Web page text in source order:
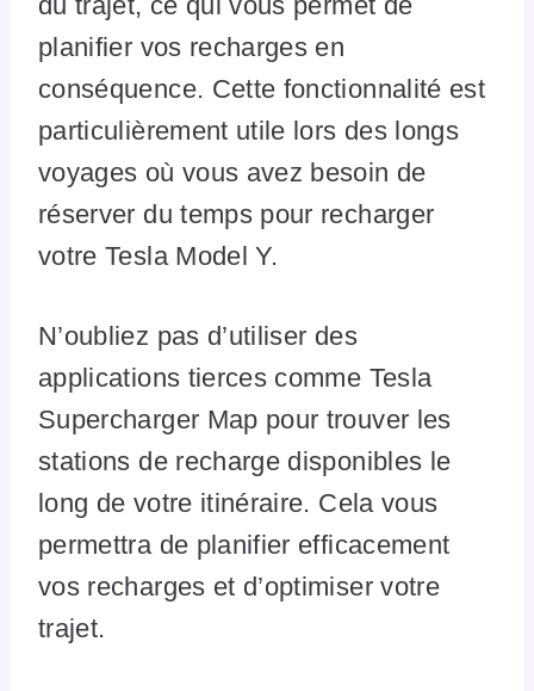
planifier vos recharges en
conséquence. Cette fonctionnalité est
particulièrement utile lors des longs
voyages où vous avez besoin de
réserver du temps pour recharger
votre Tesla Model Y.
N’oubliez pas d’utiliser des
applications tierces comme Tesla
Supercharger Map pour trouver les
stations de recharge disponibles le
long de votre itinéraire. Cela vous
permettra de planifier efficacement
vos recharges et d’optimiser votre
trajet.